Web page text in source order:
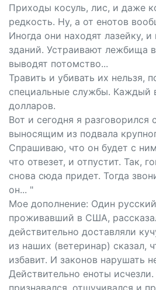
Приходы косуль, лис, и даже
редкость. Ну, а от енотов
Иногда они находят лазейку,
зданий. Устраивают лежбища
выводят потомство...
Травить и убивать их нельзя,
специальные службы. Каждый
долларов.
Вот и сегодня я разговорился
выносящим из подвала
Спрашиваю, что он будет с
что отвезет, и отпустит. Так,
снова сюда придет. Тогда
он... "
Мое дополнение: Один
проживавший в США,
действительно доставляли
из наших (ветеринар) сказал,
избавит. И законов нарушать
Действительно еноты
признавался, отшучивался и